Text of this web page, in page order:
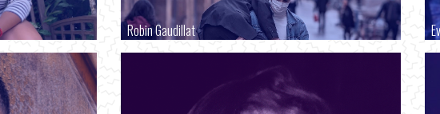
Robin Gaudillat